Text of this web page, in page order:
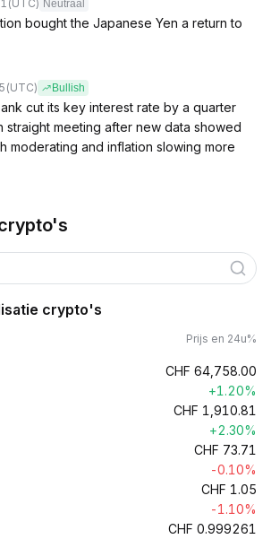
(UTC) Neutraal
bought the Japanese Yen a return to
(UTC) Bullish
cut its key interest rate by a quarter
straight meeting after new data showed
moderating and inflation slowing more
crypto's
Prijs en 24u%
CHF 64,758.00
+1.20%
CHF 1,910.81
+2.30%
CHF 73.71
-0.10%
CHF 1.05
-1.10%
CHF 0.999261